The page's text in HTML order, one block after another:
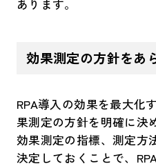
あります。
効果測定の方針をあ
RPA導入の効果を最大化
果測定の方針を明確に決
効果測定の指標、測定方
決定しておくことで、